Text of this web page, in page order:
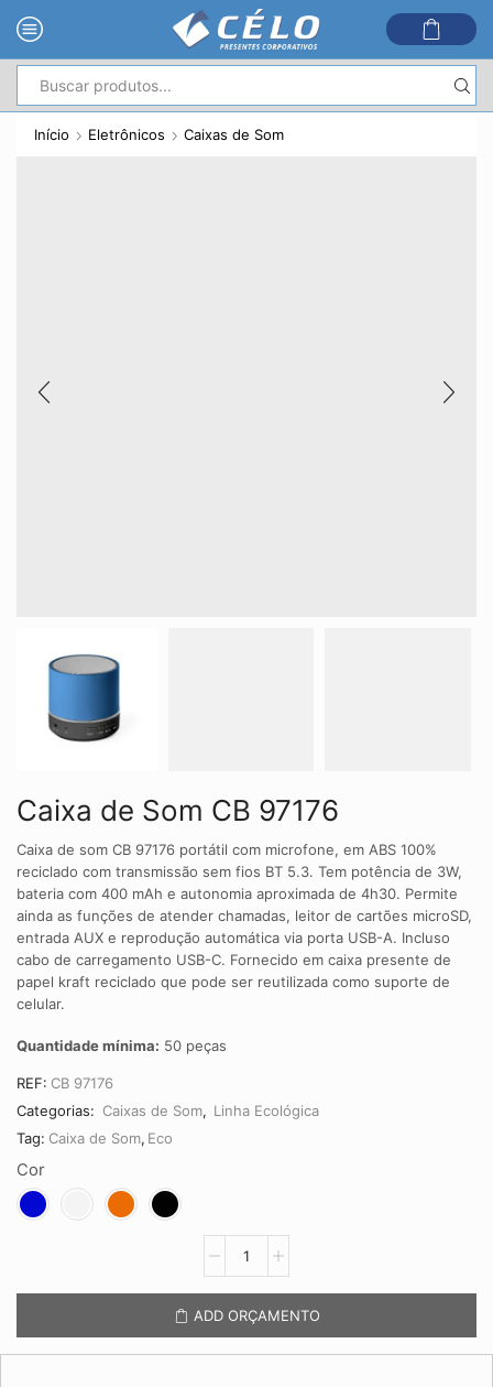
de
pesquisa
Início Eletrônicos Caixas de Som
Caixa de Som CB 97176
Caixa de som CB 97176 portátil com microfone, em ABS 100%
reciclado com transmissão sem fios BT 5.3. Tem potência de 3W,
bateria com 400 mAh e autonomia aproximada de 4h30. Permite
ainda as funções de atender chamadas, leitor de cartões microSD,
entrada AUX e reprodução automática via porta USB-A. Incluso
cabo de carregamento USB-C. Fornecido em caixa presente de
papel kraft reciclado que pode ser reutilizada como suporte de
celular.
Quantidade mínima: 50 peças
REF: CB 97176
Categorias: Caixas de Som, Linha Ecológica
Tag: Caixa de Som, Eco
Cor
97176
ADD ORÇAMENTO